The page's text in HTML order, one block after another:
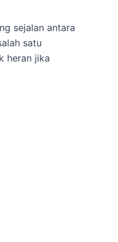
sejalan antara
satu
heran jika